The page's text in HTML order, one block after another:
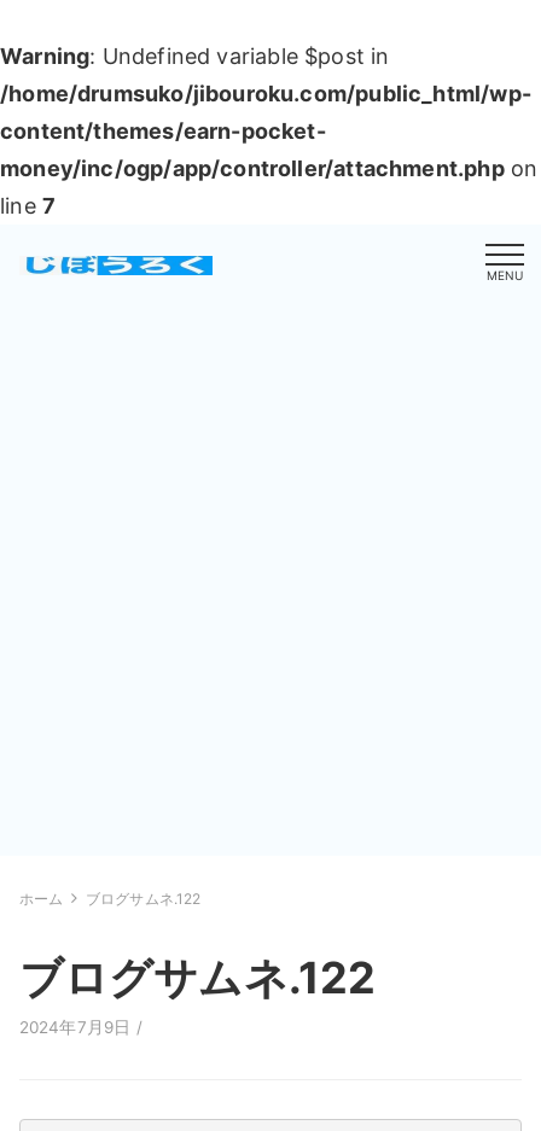
Warning: Undefined variable $post in
/home/drumsuko/jibouroku.com/public_html/wp-
content/themes/earn-pocket-
money/inc/ogp/app/controller/attachment.phpon
line 7
MENU
ホーム ブログサムネ.122
ブログサムネ.122
2024年7月9日 /